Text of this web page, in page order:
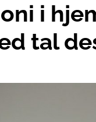
i
tal